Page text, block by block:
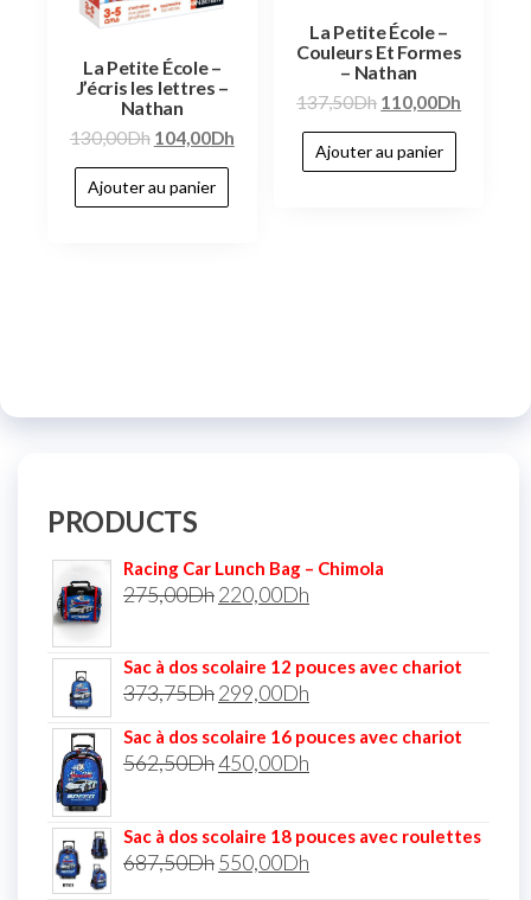
La Petite École –
J’écris les lettres –
Nathan
130,00Dh 104,00Dh
Ajouter au panier
La Petite École –
Couleurs Et Formes
– Nathan
137,50Dh 110,00Dh
Ajouter au panier
PRODUCTS
Racing Car Lunch Bag – Chimola
275,00Dh220,00Dh
Sac à dos scolaire 12 pouces avec chariot
373,75Dh299,00Dh
Sac à dos scolaire 16 pouces avec chariot
562,50Dh450,00Dh
Sac à dos scolaire 18 pouces avec roulettes
687,50Dh550,00Dh